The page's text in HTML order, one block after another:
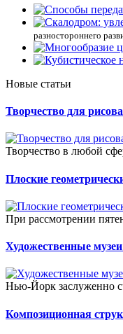
разностороннего
Новые статьи
Творчество для
Творчество в любой
Плоские
При рассмотрении
Художественные
Нью-Йорк заслуженно
Композиционная